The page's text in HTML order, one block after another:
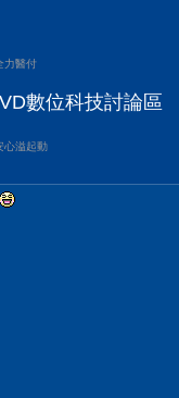
力醫付
數位科技討論區
心溢起動